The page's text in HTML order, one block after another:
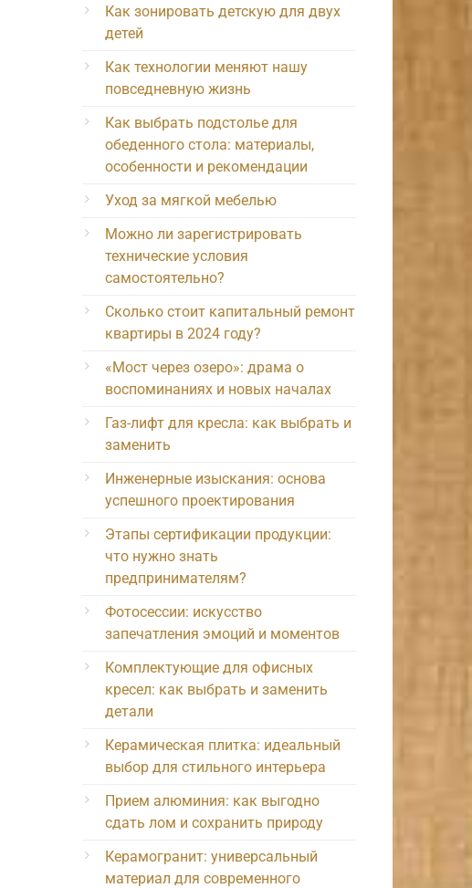
Как зонировать детскую для двух
детей
Как технологии меняют нашу
повседневную жизнь
Как выбрать подстолье для
обеденного стола: материалы,
особенности и рекомендации
Уход за мягкой мебелью
Можно ли зарегистрировать
технические условия
самостоятельно?
Сколько стоит капитальный ремонт
квартиры в 2024 году?
«Мост через озеро»: драма о
воспоминаниях и новых началах
Газ-лифт для кресла: как выбрать и
заменить
Инженерные изыскания: основа
успешного проектирования
Этапы сертификации продукции:
что нужно знать
предпринимателям?
Фотосессии: искусство
запечатления эмоций и моментов
Комплектующие для офисных
кресел: как выбрать и заменить
детали
Керамическая плитка: идеальный
выбор для стильного интерьера
Прием алюминия: как выгодно
сдать лом и сохранить природу
Керамогранит: универсальный
материал для современного